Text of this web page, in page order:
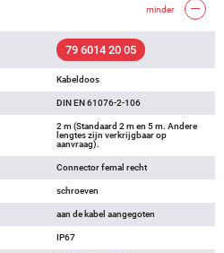
minder
79 6014 20 05
Kabeldoos
DIN EN 61076-2-106
2 m (Standaard 2 m en 5 m. Andere
lengtes zijn verkrijgbaar op
aanvraag).
Connector femal recht
schroeven
aan de kabel aangegoten
IP67